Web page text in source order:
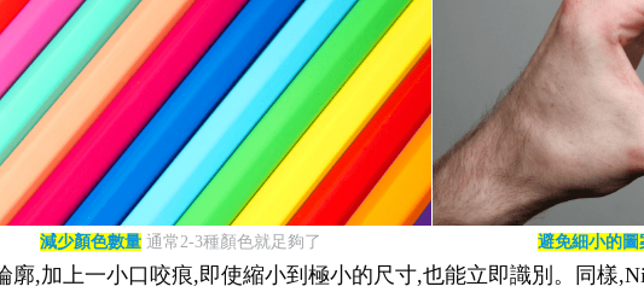
減少顏色數量通常2-3種顏色就足夠了 避免細小的圖
,加上一小口咬痕,即使縮小到極小的尺寸,也能立即識別。同樣